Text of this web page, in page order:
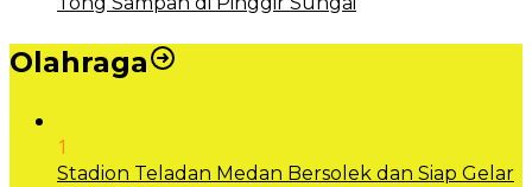
Olahraga
1
Stadion Teladan Medan Bersolek dan Siap Gelar